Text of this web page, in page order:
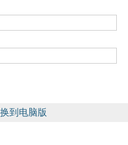
到电脑版